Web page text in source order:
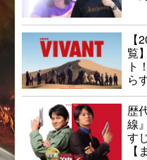
覧
ト
ら
歴
線
す
【